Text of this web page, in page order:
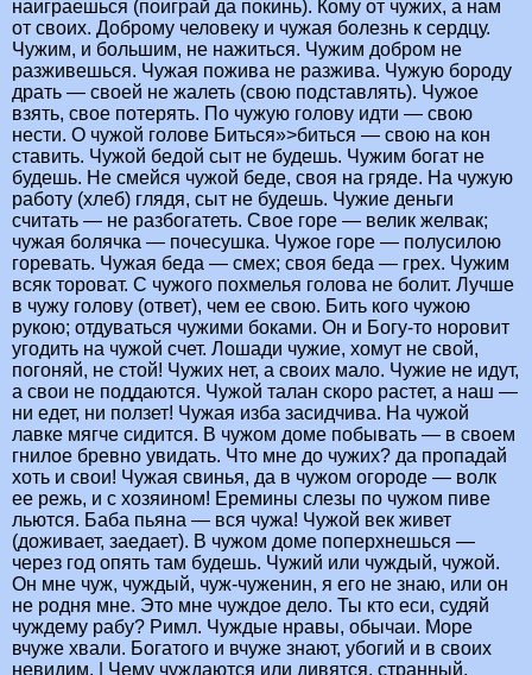
наиграешься (поиграй да покинь). Кому от чужих, а нам
от своих. Доброму человеку и чужая болезнь к сердцу.
Чужим, и большим, не нажиться. Чужим добром не
разживешься. Чужая пожива не разжива. Чужую бороду
драть — своей не жалеть (свою подставлять). Чужое
взять, свое потерять. По чужую голову идти — свою
нести. О чужой голове Биться»>биться — свою на кон
ставить. Чужой бедой сыт не будешь. Чужим богат не
будешь. Не смейся чужой беде, своя на гряде. На чужую
работу (хлеб) глядя, сыт не будешь. Чужие деньги
считать — не разбогатеть. Свое горе — велик желвак;
чужая болячка — почесушка. Чужое горе — полусилою
горевать. Чужая беда — смех; своя беда — грех. Чужим
всяк тороват. С чужого похмелья голова не болит. Лучше
в чужу голову (ответ), чем ее свою. Бить кого чужою
рукою; отдуваться чужими боками. Он и Богу-то норовит
угодить на чужой счет. Лошади чужие, хомут не свой,
погоняй, не стой! Чужих нет, а своих мало. Чужие не идут,
а свои не поддаются. Чужой талан скоро растет, а наш —
ни едет, ни ползет! Чужая изба засидчива. На чужой
лавке мягче сидится. В чужом доме побывать — в своем
гнилое бревно увидать. Что мне до чужих? да пропадай
хоть и свои! Чужая свинья, да в чужом огороде — волк
ее режь, и с хозяином! Еремины слезы по чужом пиве
льются. Баба пьяна — вся чужа! Чужой век живет
(доживает, заедает). В чужом доме поперхнешься —
через год опять там будешь. Чужий или чуждый, чужой.
Он мне чуж, чуждый, чуж-чуженин, я его не знаю, или он
не родня мне. Это мне чуждое дело. Ты кто еси, судяй
чуждему рабу? Римл. Чуждые нравы, обычаи. Море
вчуже хвали. Богатого и вчуже знают, убогий и в своих
невидим. | Чему чуждаются или дивятся, странный,